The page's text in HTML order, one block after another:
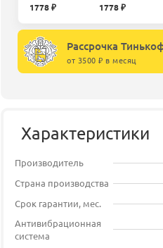
1778 ₽ 1778 ₽
Рассрочка
от 3500 ₽ в месяц
Характеристики
Производитель
Страна производства
Срок гарантии, мес.
Антивибрационная
система